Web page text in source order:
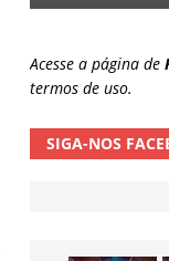
Acesse a página de
termos de uso.
SIGA-NOS